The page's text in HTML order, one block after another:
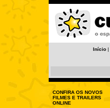
Início |
CONFIRA OS NOVOS
FILMES E TRAILERS
ONLINE